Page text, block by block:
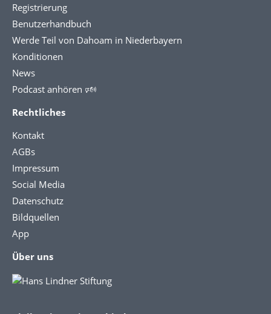
Registrierung
Benutzerhandbuch
Werde Teil von Dahoam in Niederbayern
Konditionen
News
Podcast anhören 🕬
Rechtliches
Kontakt
AGBs
Impressum
Social Media
Datenschutz
Bildquellen
App
Über uns